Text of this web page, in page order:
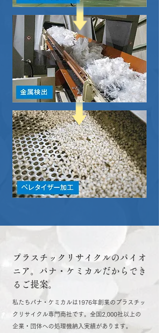
プラスチックリサイクルのパイオ
ニア。パナ・ケミカルだからでき
るご提案。
私たちパナ・ケミカルは1976年創業のプラスチッ
クリサイクル専門商社です。全国2,000社以上の
企業・団体への処理機納入実績があります。